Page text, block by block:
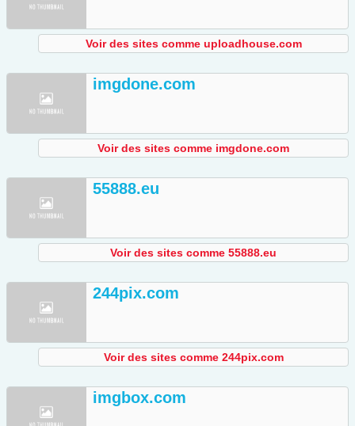
Voir des sites comme uploadhouse.com
imgdone.com
Voir des sites comme imgdone.com
55888.eu
Voir des sites comme 55888.eu
244pix.com
Voir des sites comme 244pix.com
imgbox.com